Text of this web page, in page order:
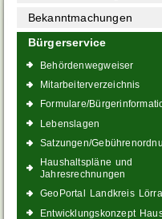
Bekanntmachungen
Bürgerservice
Behördenwegweiser
Mitarbeiterverzeichnis
Formulare/
Lebenslagen
Satzungen/
Haushaltspläne und
Jahresrechnungen
GeoPortal Landkreis
Entwicklungskonzept